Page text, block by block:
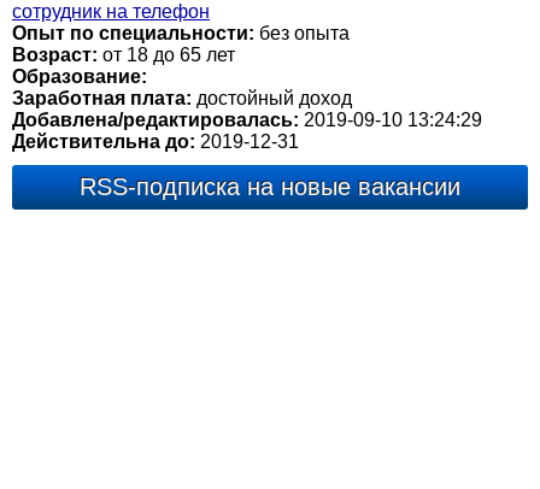
сотрудник на телефон
Опыт по специальности: без опыта
Возраст: от 18 до 65 лет
Образование:
Заработная плата: достойный доход
Добавлена/редактировалась: 2019-09-10 13:24:29
Действительна до: 2019-12-31
RSS-подписка на новые вакансии